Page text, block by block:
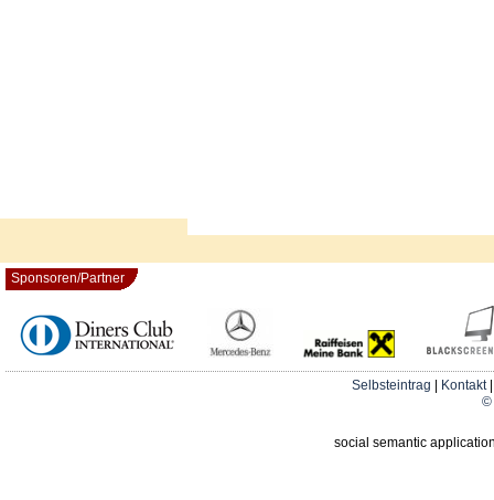
Sponsoren/Partner
Selbsteintrag Kontakt
©
social semantic